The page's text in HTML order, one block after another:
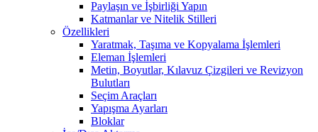
Paylaşın ve İşbirliği Yapın
Katmanlar ve Nitelik Stilleri
Özellikleri
Yaratmak, Taşıma ve Kopyalama İşlemleri
Eleman İşlemleri
Metin, Boyutlar, Kılavuz Çizgileri ve Revizyon
Bulutları
Seçim Araçları
Yapışma Ayarları
Bloklar